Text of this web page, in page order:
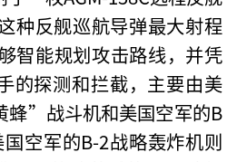
种反舰巡航导弹最大射程
智能规划攻击路线，并凭
的探测和拦截，主要由美
”战斗机和美国空军的B
空军的B-2战略轰炸机则